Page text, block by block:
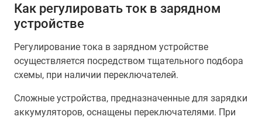
Как регулировать ток в зарядном
устройстве
Регулирование тока в зарядном устройстве
осуществляется посредством тщательного подбора
схемы, при наличии переключателей.
Сложные устройства, предназначенные для зарядки
аккумуляторов, оснащены переключателями. При